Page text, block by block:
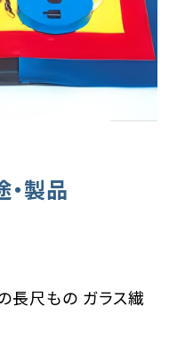
製品
長尺もの ガラス繊